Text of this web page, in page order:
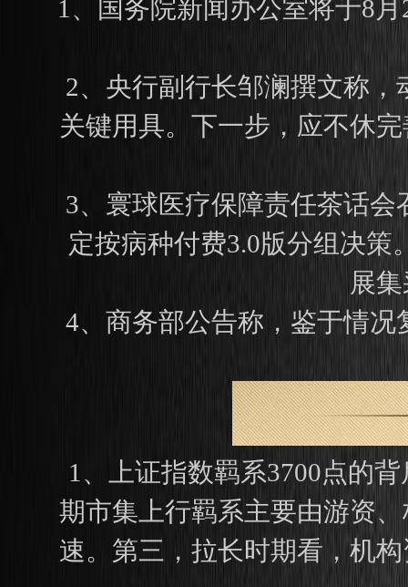
1、国务院新闻办公室将于8
2、央行副行长邹澜撰文称
关键用具。下一步，应不休
3、寰球医疗保障责任茶话
定按病种付费3.0版分组决
展
4、商务部公告称，鉴于情
1、上证指数羁系3700点的
期市集上行羁系主要由游资
速。第三，拉长时期看，机